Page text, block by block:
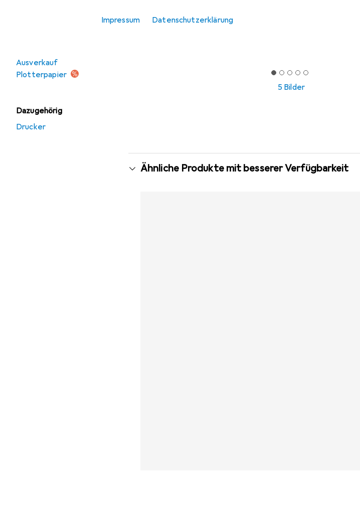
Impressum Datenschutzerklärung
Ausverkauf
Plotterpapier
Dazugehörig
Drucker
5 Bilder
Ähnliche Produkte mit besserer Verfügbarkeit